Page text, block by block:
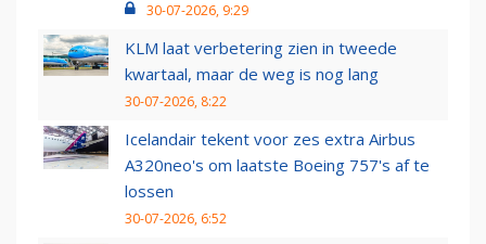
30-07-2026, 9:29
KLM laat verbetering zien in tweede
kwartaal, maar de weg is nog lang
30-07-2026, 8:22
Icelandair tekent voor zes extra Airbus
A320neo's om laatste Boeing 757's af te
lossen
30-07-2026, 6:52